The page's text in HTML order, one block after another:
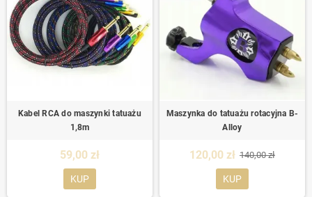
Kabel RCA do maszynki tatuażu
1,8m
59,00 zł
KUP
Maszynka do tatuażu rotacyjna B-
Alloy
120,00 zł 140,00 zł
KUP